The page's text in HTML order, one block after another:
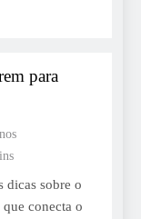
para
dicas sobre o
conecta o